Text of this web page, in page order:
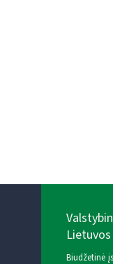
Biudžetinė